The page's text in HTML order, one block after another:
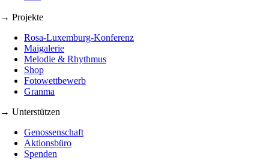
→ Projekte
Rosa-Luxemburg-Konferenz
Maigalerie
Melodie & Rhythmus
Shop
Fotowettbewerb
Granma
→ Unterstützen
Genossenschaft
Aktionsbüro
Spenden